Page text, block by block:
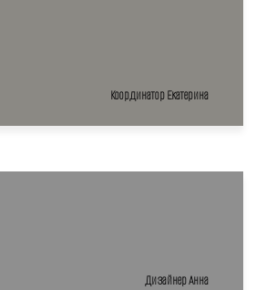
Координатор Екатерина
Дизайнер Анна